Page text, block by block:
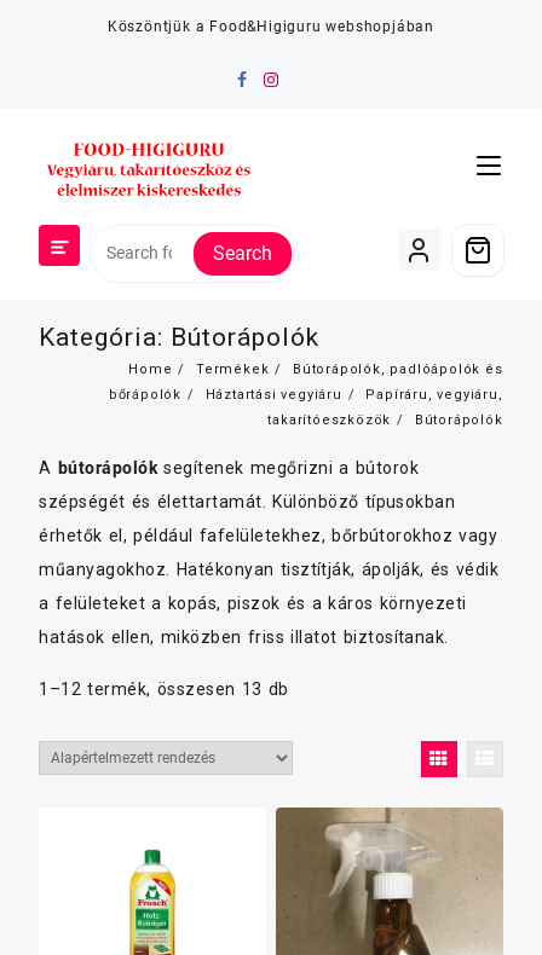
Köszöntjük a Food&Higiguru webshopjában
Search
Kategória: Bútorápolók
Home Termékek
Bútorápolók, padlóápolók és
bőrápolók
Háztartási vegyiáru
Papíráru, vegyiáru,
takarítóeszközök
Bútorápolók
A bútorápolók segítenek megőrizni a bútorok
szépségét és élettartamát. Különböző típusokban
érhetők el, például fafelületekhez, bőrbútorokhoz vagy
műanyagokhoz. Hatékonyan tisztítják, ápolják, és védik
a felületeket a kopás, piszok és a káros környezeti
hatások ellen, miközben friss illatot biztosítanak.
1–12 termék, összesen 13 db